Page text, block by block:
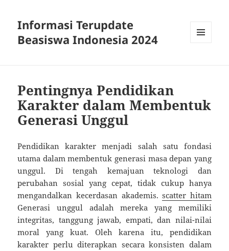
Informasi Terupdate
Beasiswa Indonesia 2024
Pentingnya Pendidikan
Karakter dalam Membentuk
Generasi Unggul
Pendidikan karakter menjadi salah satu fondasi
utama dalam membentuk generasi masa depan yang
unggul. Di tengah kemajuan teknologi dan
perubahan sosial yang cepat, tidak cukup hanya
mengandalkan kecerdasan akademis.scatter hitam
Generasi unggul adalah mereka yang memiliki
integritas, tanggung jawab, empati, dan nilai-nilai
moral yang kuat. Oleh karena itu, pendidikan
karakter perlu diterapkan secara konsisten dalam